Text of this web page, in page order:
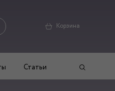
Корзина
Статьи